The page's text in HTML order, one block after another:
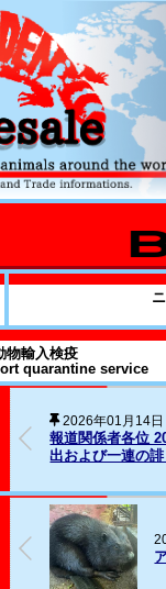
物輸入検疫
quarantine service
2025年12月31日
SNS上の名誉毀